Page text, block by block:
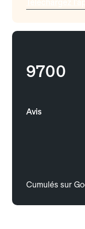
9700
Avis
Cumulés sur